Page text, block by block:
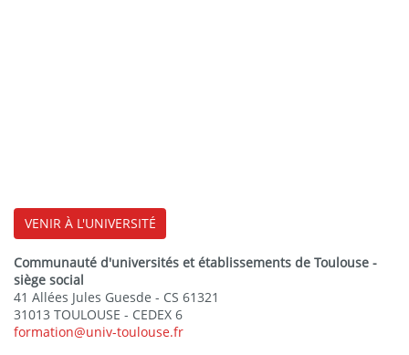
VENIR À L'UNIVERSITÉ
Communauté d'universités et établissements de Toulouse -
siège social
41 Allées Jules Guesde - CS 61321
31013 TOULOUSE - CEDEX 6
formation@univ-toulouse.fr